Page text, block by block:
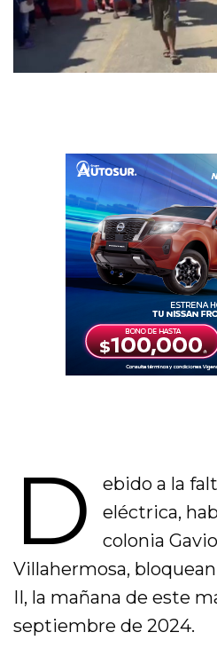
D
ebido a la
eléctrica,
colonia
Villahermosa,
II, la mañana de este
septiembre de 2024.